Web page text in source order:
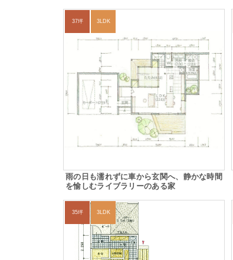
37坪 3LDK
雨の日も濡れずに車から玄関へ、静かな時間
を愉しむライブラリーのある家
35坪 3LDK